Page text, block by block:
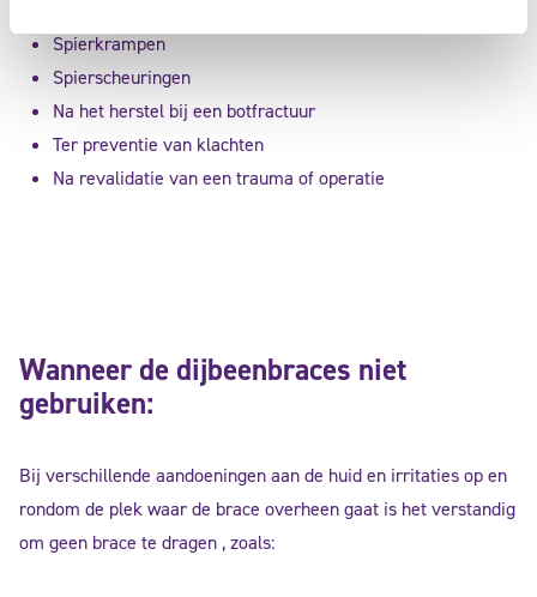
Spierkrampen
Spierscheuringen
Na het herstel bij een botfractuur
Ter preventie van klachten
Na revalidatie van een trauma of operatie
Wanneer de dijbeenbraces niet
gebruiken:
Bij verschillende aandoeningen aan de huid en irritaties op en
rondom de plek waar de brace overheen gaat is het verstandig
om geen brace te dragen , zoals: